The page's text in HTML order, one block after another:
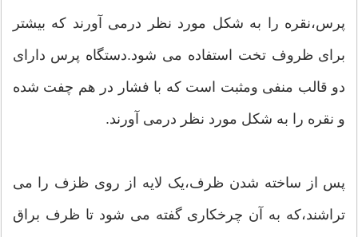
پرس،نقره را به شکل مورد نظر درمی آورند که بیشتر
برای ظروف تخت استفاده می شود.دستگاه پرس دارای
دو قالب منفی ومثبت است که با فشار در هم چفت شده
و نقره را به شکل مورد نظر درمی آورند.
پس از ساخته شدن ظرف،یک لایه از روی ظزف را می
تراشند،که به آن چرخکاری گفته می شود تا ظرف براق